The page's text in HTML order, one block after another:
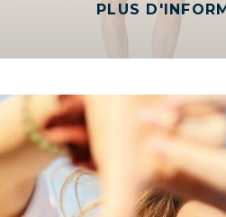
PLUS